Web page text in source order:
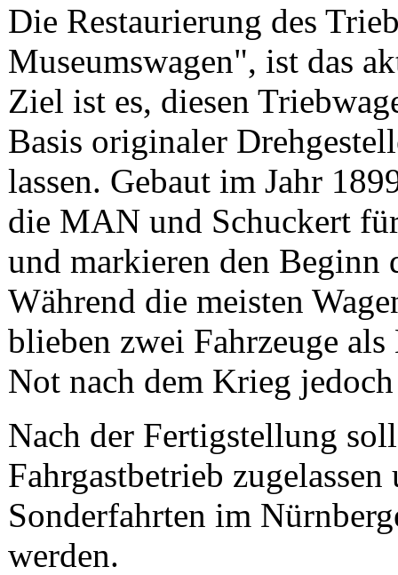
Die Restaurierung des
Museumswagen", ist das
Ziel ist es, diesen
Basis originaler
lassen. Gebaut im Jahr
die MAN und Schuckert
und markieren den Beginn
Während die meisten
blieben zwei Fahrzeuge
Not nach dem Krieg
Nach der Fertigstellung
Fahrgastbetrieb
Sonderfahrten im
werden.